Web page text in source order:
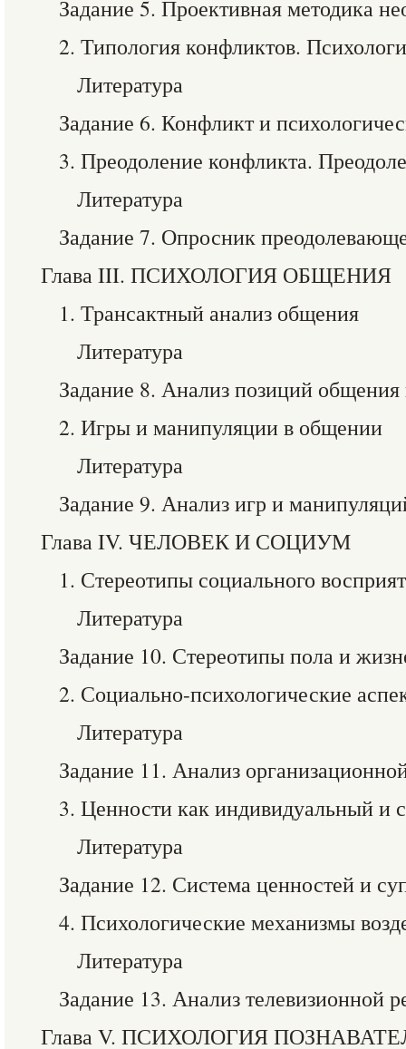
Задание 5. Проективная методика
2. Типология конфликтов.
Литература
Задание 6. Конфликт и
3. Преодоление конфликта.
Литература
Задание 7. Опросник
Глава III. ПСИХОЛОГИЯ ОБЩЕНИЯ
1. Трансактный анализ общения
Литература
Задание 8. Анализ позиций общения
2. Игры и манипуляции в общении
Литература
Задание 9. Анализ игр и
Глава IV. ЧЕЛОВЕК И СОЦИУМ
1. Стереотипы социального
Литература
Задание 10. Стереотипы пола и
2. Социально-психологические
Литература
Задание 11. Анализ
3. Ценности как индивидуальный и
Литература
Задание 12. Система ценностей и
4. Психологические механизмы
Литература
Задание 13. Анализ телевизионной
Глава V. ПСИХОЛОГИЯ